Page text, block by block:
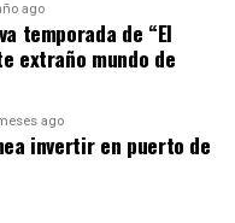
de políticas
internacional es
deben trabajar
para compartir
a mitigar los efectos
ago
temporada de “El
extraño mundo de
ago
invertir en puerto de